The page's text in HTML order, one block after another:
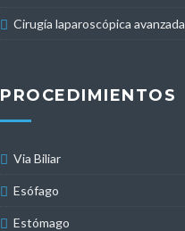
Cirugía laparoscópica avanzada
PROCEDIMIENTOS
Via Biliar
Esófago
Estómago